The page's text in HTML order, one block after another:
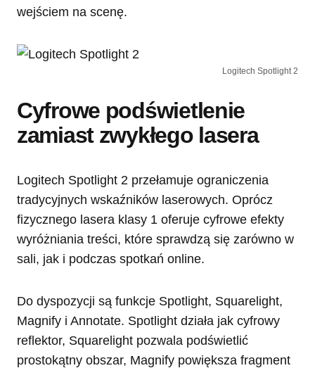
wejściem na scenę.
Logitech Spotlight 2
Cyfrowe podświetlenie
zamiast zwykłego lasera
Logitech Spotlight 2 przełamuje ograniczenia
tradycyjnych wskaźników laserowych. Oprócz
fizycznego lasera klasy 1 oferuje cyfrowe efekty
wyróżniania treści, które sprawdzą się zarówno w
sali, jak i podczas spotkań online.
Do dyspozycji są funkcje Spotlight, Squarelight,
Magnify i Annotate. Spotlight działa jak cyfrowy
reflektor, Squarelight pozwala podświetlić
prostokątny obszar, Magnify powiększa fragment